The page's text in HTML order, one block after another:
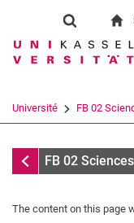
Show
Search term
Université FB 02
Infothèque
FB 02
The content on this page